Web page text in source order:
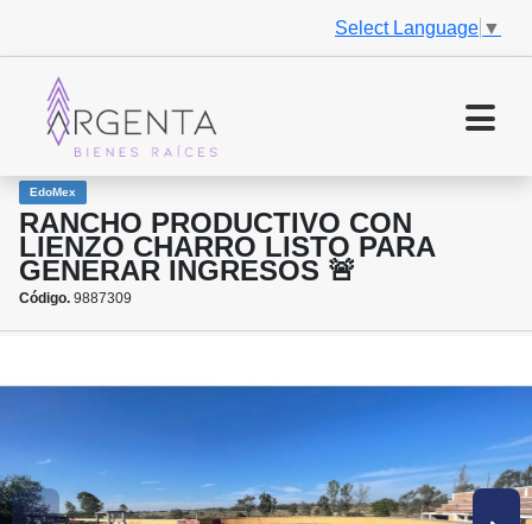
Select Language ▼
EdoMex
RANCHO PRODUCTIVO CON
LIENZO CHARRO LISTO PARA
GENERAR INGRESOS 🚨
Código. 9887309